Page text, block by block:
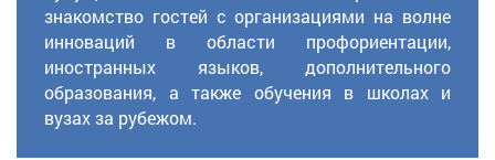
знакомство гостей с организациями на волне
инноваций в области профориентации,
иностранных языков, дополнительного
образования, а также обучения в школах и
вузах за рубежом.